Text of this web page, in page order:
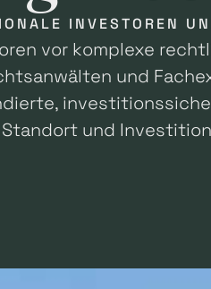
INVESTOREN
vor komplexe
und
und